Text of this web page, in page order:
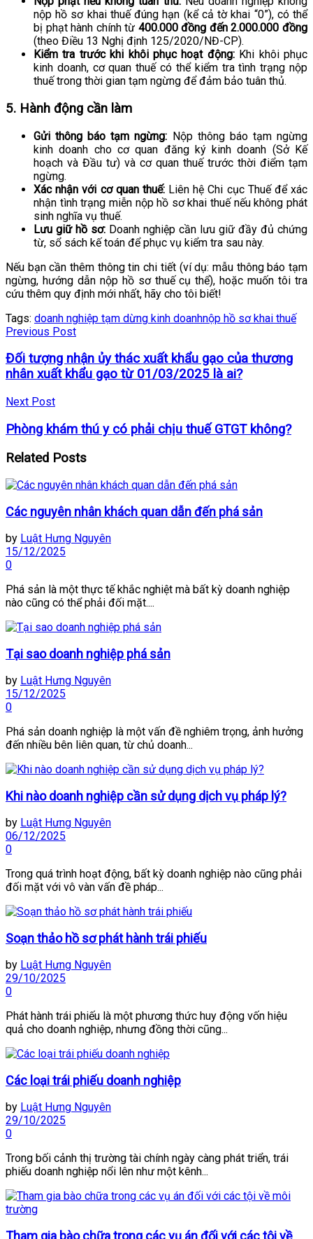
nộp hồ sơ khai thuế đúng hạn (kể cả tờ khai “0”), có thể
bị phạt hành chính từ 400.000 đồng đến 2.000.000 đồng
(theo Điều 13 Nghị định 125/2020/NĐ-CP).
Kiểm tra trước khi khôi phục hoạt động:Khi khôi phục
kinh doanh, cơ quan thuế có thể kiểm tra tình trạng nộp
thuế trong thời gian tạm ngừng để đảm bảo tuân thủ.
5. Hành động cần làm
Gửi thông báo tạm ngừng: Nộp thông báo tạm ngừng
kinh doanh cho cơ quan đăng ký kinh doanh (Sở Kế
hoạch và Đầu tư) và cơ quan thuế trước thời điểm tạm
ngừng.
Xác nhận với cơ quan thuế:Liên hệ Chi cục Thuế để xác
nhận tình trạng miễn nộp hồ sơ khai thuế nếu không phát
sinh nghĩa vụ thuế.
Lưu giữ hồ sơ: Doanh nghiệp cần lưu giữ đầy đủ chứng
từ, sổ sách kế toán để phục vụ kiểm tra sau này.
Nếu bạn cần thêm thông tin chi tiết (ví dụ: mẫu thông báo tạm
ngừng, hướng dẫn nộp hồ sơ thuế cụ thể), hoặc muốn tôi tra
cứu thêm quy định mới nhất, hãy cho tôi biết!
Tags: doanh nghiệp tạm dừng kinh doanhnộp hồ sơ khai thuế
Previous Post
Đối tượng nhận ủy thác xuất khẩu gạo của thương
nhân xuất khẩu gạo từ 01/03/2025 là ai?
Next Post
Phòng khám thú y có phải chịu thuế GTGT không?
Related Posts
Các nguyên nhân khách quan dẫn đến phá sản
by Luật Hưng Nguyên
15/12/2025
0
Phá sản là một thực tế khắc nghiệt mà bất kỳ doanh nghiệp
nào cũng có thể phải đối mặt....
Tại sao doanh nghiệp phá sản
by Luật Hưng Nguyên
15/12/2025
0
Phá sản doanh nghiệp là một vấn đề nghiêm trọng, ảnh hưởng
đến nhiều bên liên quan, từ chủ doanh...
Khi nào doanh nghiệp cần sử dụng dịch vụ pháp lý?
by Luật Hưng Nguyên
06/12/2025
0
Trong quá trình hoạt động, bất kỳ doanh nghiệp nào cũng phải
đối mặt với vô vàn vấn đề pháp...
Soạn thảo hồ sơ phát hành trái phiếu
by Luật Hưng Nguyên
29/10/2025
0
Phát hành trái phiếu là một phương thức huy động vốn hiệu
quả cho doanh nghiệp, nhưng đồng thời cũng...
Các loại trái phiếu doanh nghiệp
by Luật Hưng Nguyên
29/10/2025
0
Trong bối cảnh thị trường tài chính ngày càng phát triển, trái
phiếu doanh nghiệp nổi lên như một kênh...
Tham gia bào chữa trong các vụ án đối với các tội về